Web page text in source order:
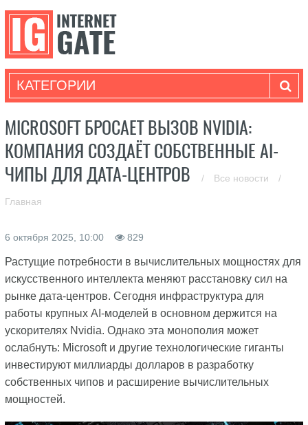
КАТЕГОРИИ
MICROSOFT БРОСАЕТ ВЫЗОВ NVIDIA:
КОМПАНИЯ СОЗДАЁТ СОБСТВЕННЫЕ AI-
ЧИПЫ ДЛЯ ДАТА-ЦЕНТРОВ
/ Все новости /
Главная
6 октября 2025, 10:00 829
Растущие потребности в вычислительных мощностях для
искусственного интеллекта меняют расстановку сил на
рынке дата-центров. Сегодня инфраструктура для
работы крупных AI-моделей в основном держится на
ускорителях Nvidia. Однако эта монополия может
ослабнуть: Microsoft и другие технологические гиганты
инвестируют миллиарды долларов в разработку
собственных чипов и расширение вычислительных
мощностей.